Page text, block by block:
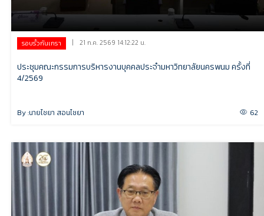
รอบรั้วกันเกรา | 21 ก.ค. 2569 14:12:22 น.
ประชุมคณะกรรมการบริหารงานบุคคลประจำมหาวิทยาลัยนครพนม ครั้งที่
4/2569
By :นายไชยา สอนไชยา 62